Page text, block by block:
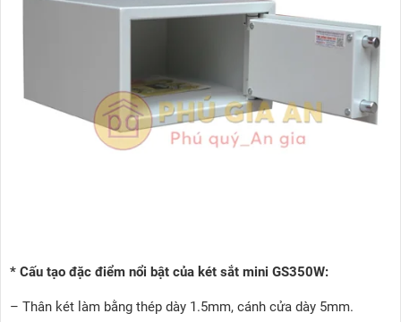
* Cấu tạo đặc điểm nổi bật của két sắt mini GS350W:
– Thân két làm bằng thép dày 1.5mm, cánh cửa dày 5mm.